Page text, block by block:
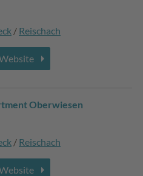
/ Reischach
Oberwiesen
/ Reischach